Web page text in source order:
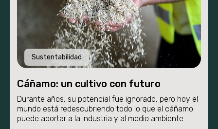
Sustentabilidad
Cáñamo: un cultivo con futuro
Durante años, su potencial fue ignorado, pero hoy el
mundo está redescubriendo todo lo que el cáñamo
puede aportar a la industria y al medio ambiente.